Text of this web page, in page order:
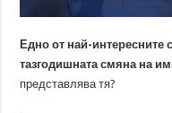
Едно от най-
тазгодишната смяна на
представлява тя?